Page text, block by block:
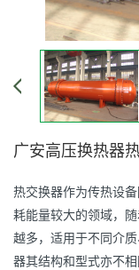
广安高压换热器
热交换器作为传热设
耗能量较大的领域，
越多，适用于不同介
器其结构和型式亦不